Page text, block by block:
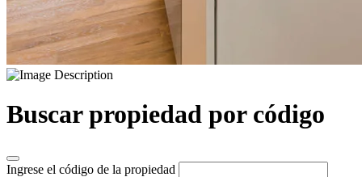
Buscar propiedad por código
Ingrese el código de la propiedad